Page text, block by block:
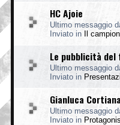
HC Ajoie
Ultimo messaggio
Inviato in
Il
Le pubblicità
Ultimo messaggio
Inviato in
Gianluca Cortiana
Ultimo messaggio
Inviato in